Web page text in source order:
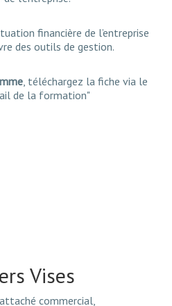
financière de l’entreprise
des outils de gestion.
, téléchargez la fiche via le
de la formation"
Vises
commercial,